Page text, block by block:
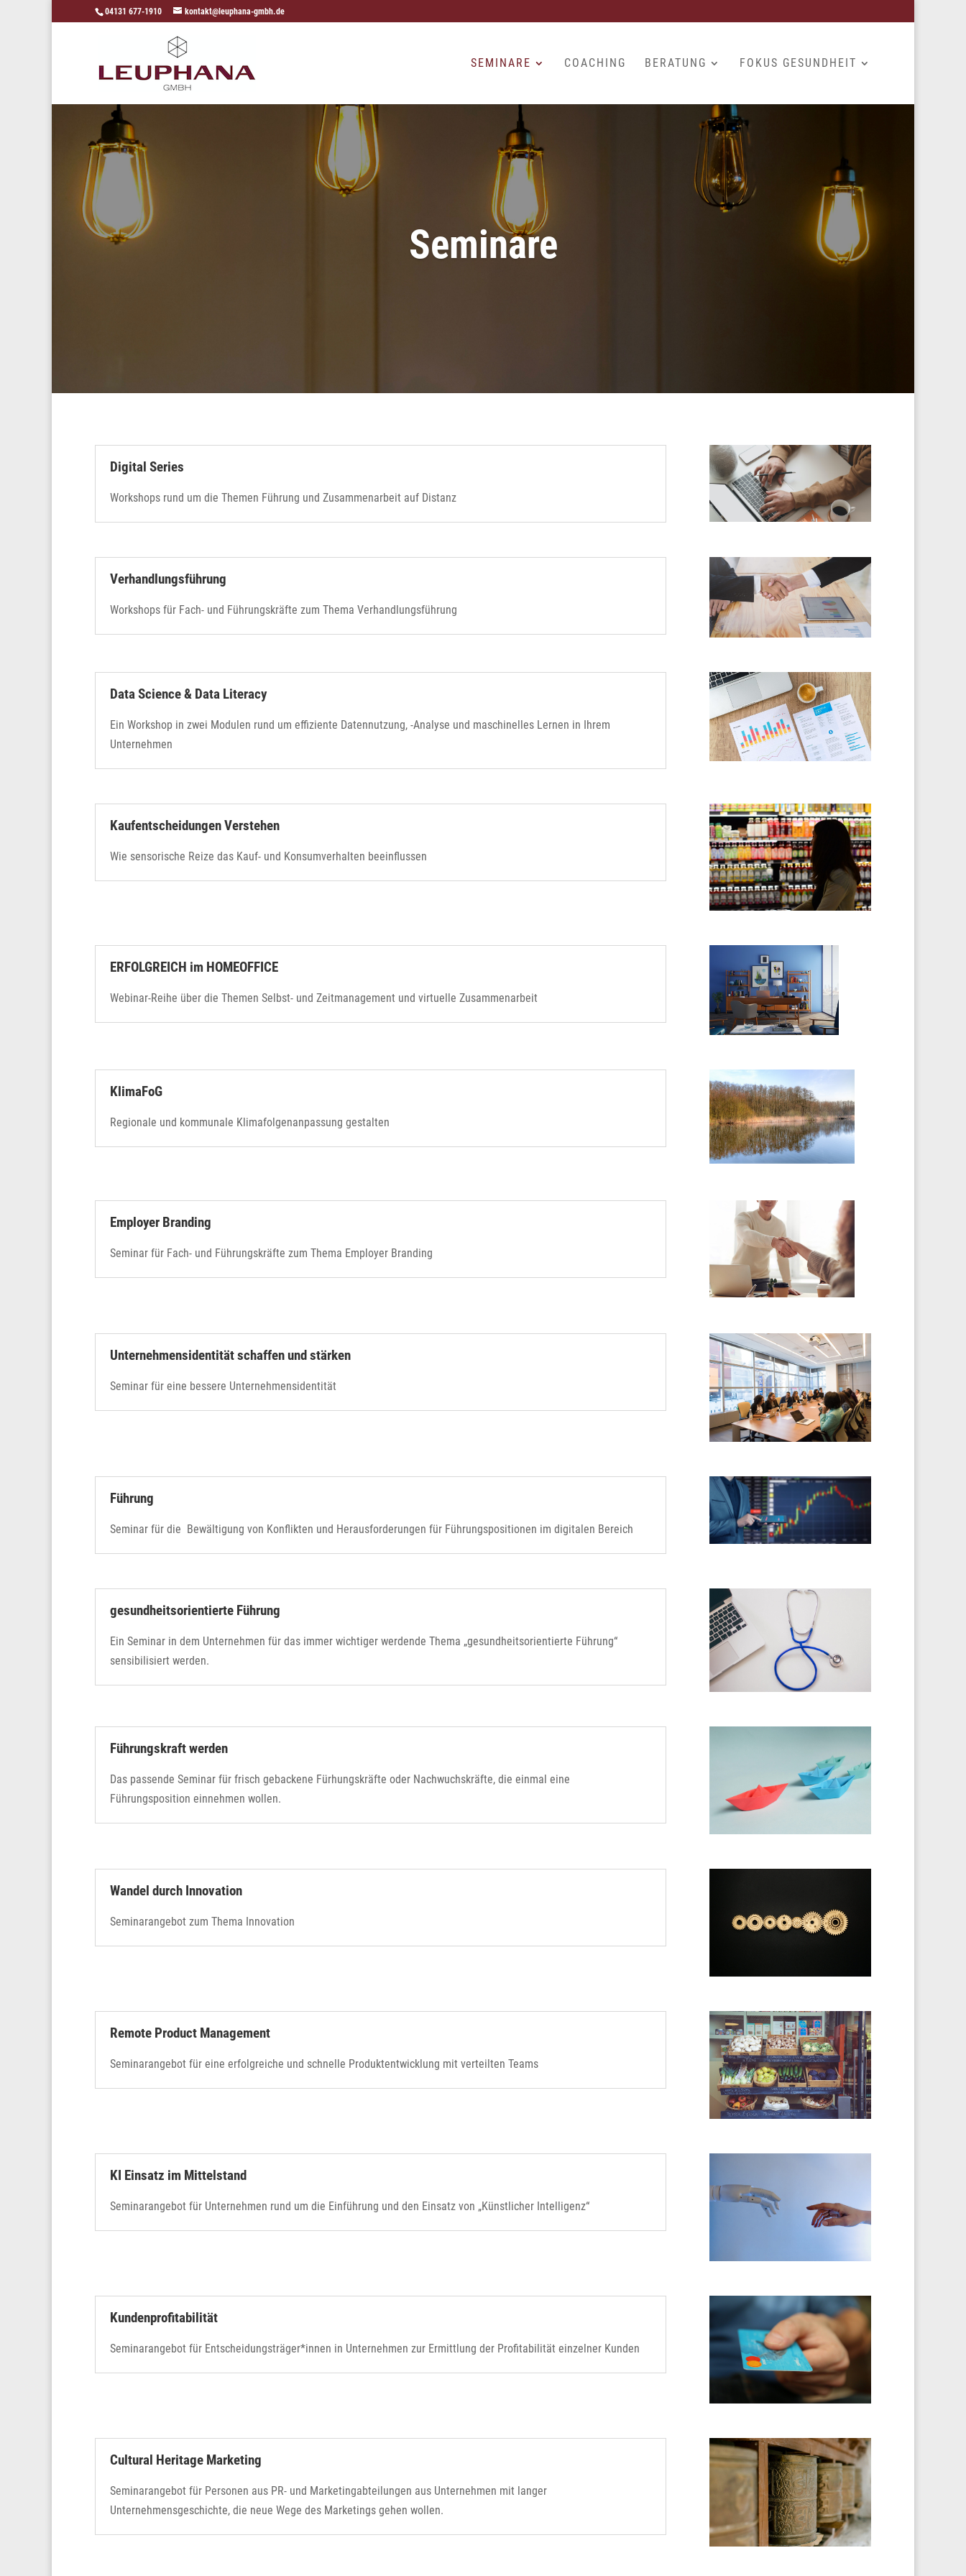
04131 677-1910 kontakt@leuphana-gmbh.de
SEMINARE COACHING BERATUNG FOKUS GESUNDHEIT
Seminare
Digital Series
Workshops rund um die Themen Führung und Zusammenarbeit auf Distanz
Verhandlungsführung
Workshops für Fach- und Führungskräfte zum Thema Verhandlungsführung
Data Science & Data Literacy
Ein Workshop in zwei Modulen rund um effiziente Datennutzung, -Analyse und maschinelles Lernen in Ihrem
Unternehmen
Kaufentscheidungen Verstehen
Wie sensorische Reize das Kauf- und Konsumverhalten beeinflussen
ERFOLGREICH im HOMEOFFICE
Webinar-Reihe über die Themen Selbst- und Zeitmanagement und virtuelle Zusammenarbeit
KlimaFoG
Regionale und kommunale Klimafolgenanpassung gestalten
Employer Branding
Seminar für Fach- und Führungskräfte zum Thema Employer Branding
Unternehmensidentität schaffen und stärken
Seminar für eine bessere Unternehmensidentität
Führung
Seminar für die Bewältigung von Konflikten und Herausforderungen für Führungspositionen im digitalen Bereich
gesundheitsorientierte Führung
Ein Seminar in dem Unternehmen für das immer wichtiger werdende Thema „gesundheitsorientierte Führung“
sensibilisiert werden.
Führungskraft werden
Das passende Seminar für frisch gebackene Fürhungskräfte oder Nachwuchskräfte, die einmal eine
Führungsposition einnehmen wollen.
Wandel durch Innovation
Seminarangebot zum Thema Innovation
Remote Product Management
Seminarangebot für eine erfolgreiche und schnelle Produktentwicklung mit verteilten Teams
KI Einsatz im Mittelstand
Seminarangebot für Unternehmen rund um die Einführung und den Einsatz von „Künstlicher Intelligenz“
Kundenprofitabilität
Seminarangebot für Entscheidungsträger*innen in Unternehmen zur Ermittlung der Profitabilität einzelner Kunden
Cultural Heritage Marketing
Seminarangebot für Personen aus PR- und Marketingabteilungen aus Unternehmen mit langer
Unternehmensgeschichte, die neue Wege des Marketings gehen wollen.